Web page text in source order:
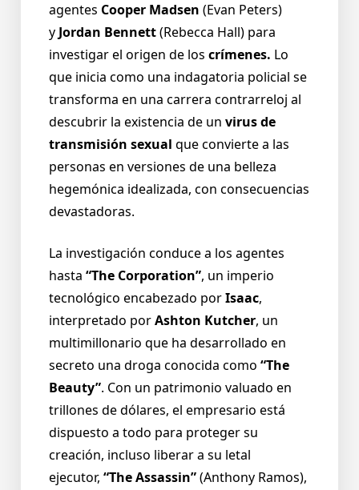
agentes Cooper Madsen (Evan Peters)
yJordan Bennett(Rebecca Hall) para
investigar el origen de los crímenes. Lo
que inicia como una indagatoria policial se
transforma en una carrera contrarreloj al
descubrir la existencia de un virus de
transmisión sexual que convierte a las
personas en versiones de una belleza
hegemónica idealizada, con consecuencias
devastadoras.
La investigación conduce a los agentes
hasta “The Corporation”, un imperio
tecnológico encabezado porIsaac,
interpretado porAshton Kutcher, un
multimillonario que ha desarrollado en
secreto una droga conocida como “The
Beauty”. Con un patrimonio valuado en
trillones de dólares, el empresario está
dispuesto a todo para proteger su
creación, incluso liberar a su letal
ejecutor, “The Assassin”(Anthony Ramos),